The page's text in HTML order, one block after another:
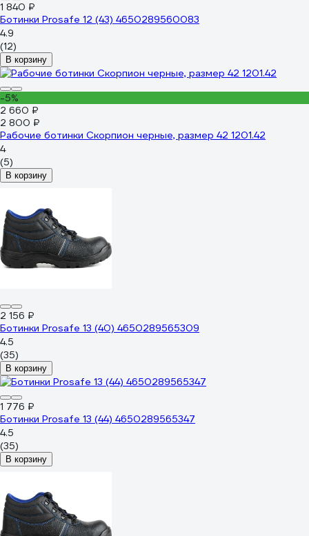
1 840 ₽
Ботинки Prosafe 12 (43) 4650289560083
4.9
(12)
В корзину
-5%
2 660 ₽
2 800 ₽
Рабочие ботинки Скорпион черные, размер 42 1201.42
4
(5)
В корзину
2 156 ₽
Ботинки Prosafe 13 (40) 4650289565309
4.5
(35)
В корзину
1 776 ₽
Ботинки Prosafe 13 (44) 4650289565347
4.5
(35)
В корзину